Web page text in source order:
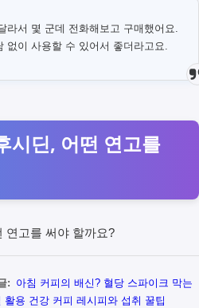
라서 몇 군데 전화해보고 구매했어요.
없이 사용할 수 있어서 좋더라고요.
시딘, 어떤 연고를
: 아침 커피의 배신? 혈당 스파이크 막는
활용 건강 커피 레시피와 섭취 꿀팁